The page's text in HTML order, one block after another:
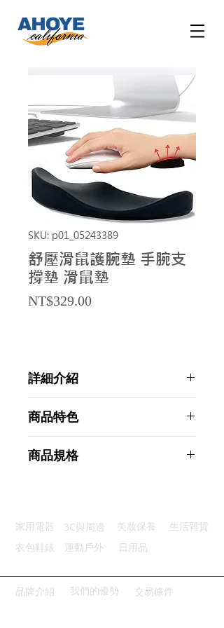
SKU: p01_05243389
舒壓滑鼠護腕墊 手腕支
撐墊 滑鼠墊
NT$329.00Price
詳細介紹
商品特色
立體曲面：符合人體工學曲面設計
商品規格
主要材質：矽膠
商品尺寸：11.5*5*2cm
產地名稱：中國大陸
代理商：亞桓有限公司
家用電器 3C與周邊 美妝保養
生活雜貨
衣包鞋錶
運動戶外 日用品
品牌介紹 我們的優勢 交易條件